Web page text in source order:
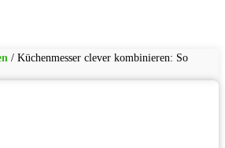
/ Küchenmesser clever kombinieren: So